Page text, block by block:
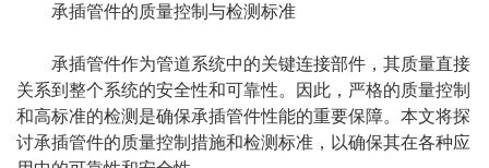
承插管件的质量控制与检测标准
承插管件作为管道系统中的关键连接部件，其质量直接
关系到整个系统的安全性和可靠性。因此，严格的质量控制
和高标准的检测是确保承插管件性能的重要保障。本文将探
讨承插管件的质量控制措施和检测标准，以确保其在各种应